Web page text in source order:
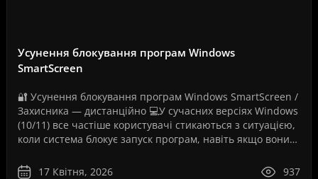
Усунення блокування програм Windows
SmartScreen
🔐 Усунення блокування програм Windows SmartScreen /
Захисника — дистанційно 💻У сучасних версіях Windows
(10/11) все частіше користувачі стикаються з ситуацією,
коли система блокує запуск програм, навіть якщо вони
17 Квітня, 2026
937